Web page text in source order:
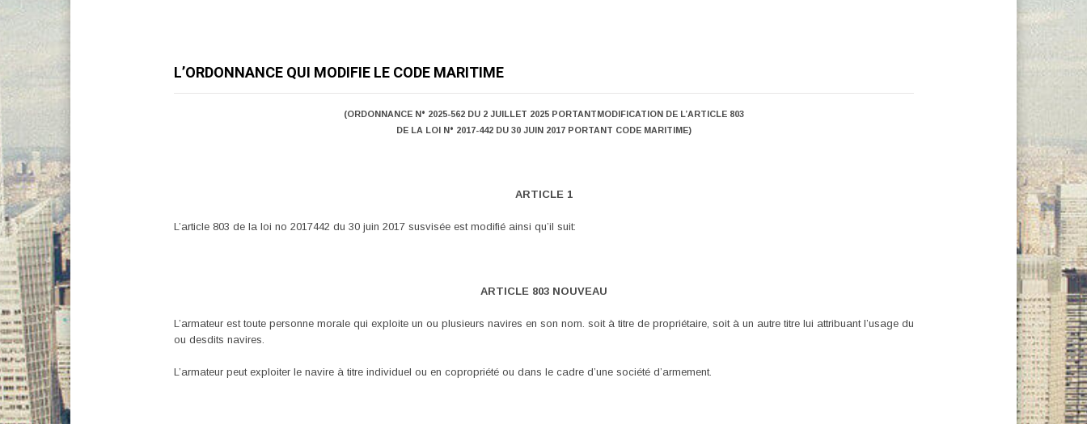
L’ORDONNANCE QUI MODIFIE LE CODE MARITIME
(ORDONNANCE N° 2025-562 DU 2 JUILLET 2025 PORTANTMODIFICATION DE L’ARTICLE 803
DE LA LOI N° 2017-442 DU 30 JUIN 2017 PORTANT CODE MARITIME)
ARTICLE 1
L’article 803 de la loi no 2017442 du 30 juin 2017 susvisée est modifié ainsi qu’il suit:
ARTICLE 803 NOUVEAU
L’armateur est toute personne morale qui exploite un ou plusieurs navires en son nom. soit à titre de propriétaire, soit à un autre titre lui attribuant l’usage du
ou desdits navires.
L’armateur peut exploiter le navire à titre individuel ou en copropriété ou dans le cadre d’une société d’armement.